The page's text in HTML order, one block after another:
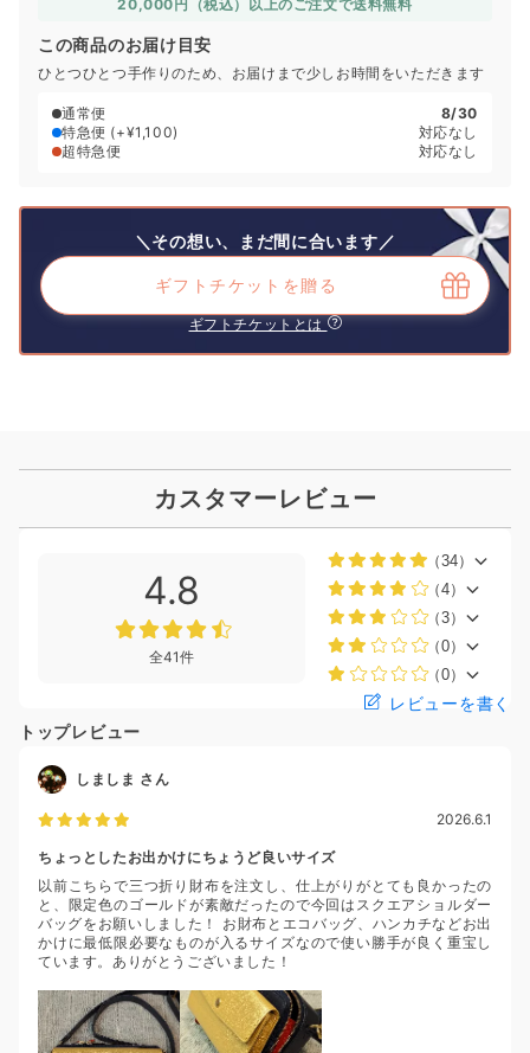
20,000円（税込）以上のご注文で送料無料
この商品のお届け目安
ひとつひとつ手作りのため、お届けまで少しお時間をいただきます
通常便
8/30
特急便 (+¥1,100)
対応なし
超特急便
対応なし
＼その想い、まだ間に合います／
ギフトチケットを贈る
ギフトチケットとは
カスタマーレビュー
4.8
全41件
（34）
（4）
（3）
（0）
（0）
レビューを書く
トップレビュー
しましま さん
2026.6.1
ちょっとしたお出かけにちょうど良いサイズ
以前こちらで三つ折り財布を注文し、仕上がりがとても良かったの
と、限定色のゴールドが素敵だったので今回はスクエアショルダー
バッグをお願いしました！ お財布とエコバッグ、ハンカチなどお出
かけに最低限必要なものが入るサイズなので使い勝手が良く重宝し
ています。ありがとうございました！